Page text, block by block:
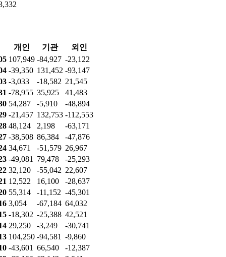
개인 기관
외인
107,949 -84,927 -23,122
-39,350 131,452 -93,147
-3,033 -18,582 21,545
-78,955 35,925
41,483
54,287 -5,910
-48,894
-21,457 132,753 -112,553
48,124 2,198
-63,171
-38,508 86,384
-47,876
34,671 -51,579 26,967
-49,081 79,478
-25,293
32,120 -55,042 22,607
12,522 16,100
-28,637
55,314 -11,152 -45,301
3,054 -67,184 64,032
-18,302 -25,388 42,521
29,250 -3,249
-30,741
104,250 -94,581 -9,860
-43,601 66,540
-12,387